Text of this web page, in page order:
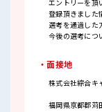
エントリーを頂
登録頂きました
選考を通過した
今後の選考につ
・面接地
株式会社綜合
福岡県京都郡苅